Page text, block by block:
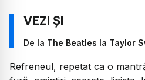
De la The Beatles la Taylor
Refreneul, repetat ca o